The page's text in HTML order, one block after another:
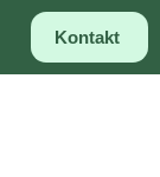
Kontakt